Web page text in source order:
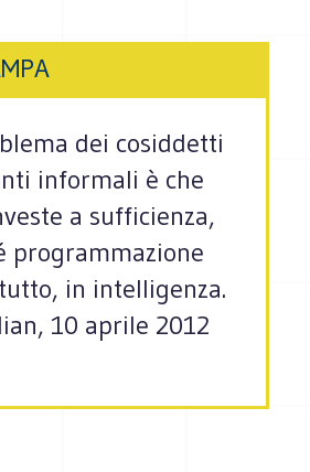
dei cosiddetti
informali è che
a sufficienza,
programmazione
in intelligenza.
10 aprile 2012